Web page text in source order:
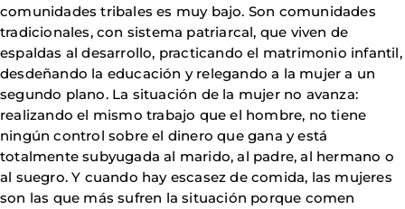
comunidades tribales es muy bajo. Son comunidades
tradicionales, con sistema patriarcal, que viven de
espaldas al desarrollo, practicando el matrimonio infantil,
desdeñando la educación y relegando a la mujer a un
segundo plano. La situación de la mujer no avanza:
realizando el mismo trabajo que el hombre, no tiene
ningún control sobre el dinero que gana y está
totalmente subyugada al marido, al padre, al hermano o
al suegro. Y cuando hay escasez de comida, las mujeres
son las que más sufren la situación porque comen